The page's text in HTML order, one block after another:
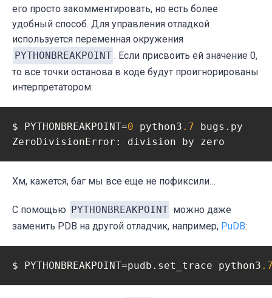
его просто закомментировать, но есть более
удобный способ. Для управления отладкой
используется переменная окружения
PYTHONBREAKPOINT . Если присвоить ей значение 0,
то все точки останова в коде будут проигнорированы
интерпретатором:
$ PYTHONBREAKPOINT=0 python3 .7 bugs.py
ZeroDivisionError: division by zero
Хм, кажется, баг мы все еще не пофиксили…
С помощью PYTHONBREAKPOINT можно даже
заменить PDB на другой отладчик, например, PuDB:
$ PYTHONBREAKPOINT=pudb.set_trace python3